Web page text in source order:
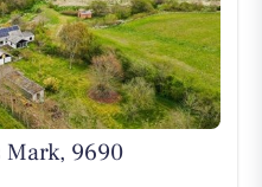
Mark, 9690